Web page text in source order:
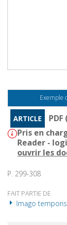
Exemple
ARTICLE
Pris en
Reader -
ouvrir les
P. 299-308
FAIT PARTIE DE
Imago